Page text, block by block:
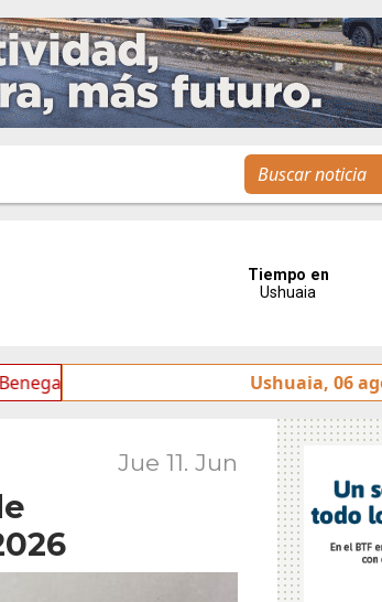
por “conflicto de intereses” Tierra
Ushuaia, 06
Jue 11. Jun